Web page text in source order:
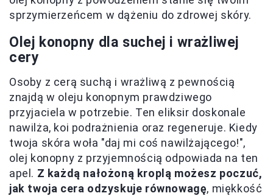
sprzymierzeńcem w dążeniu do zdrowej skóry.
Olej konopny dla suchej i wrażliwej
cery
Osoby z cerą suchą i wrażliwą z pewnością
znajdą w oleju konopnym prawdziwego
przyjaciela w potrzebie. Ten eliksir doskonale
nawilża, koi podrażnienia oraz regeneruje. Kiedy
twoja skóra woła "daj mi coś nawilżającego!",
olej konopny z przyjemnością odpowiada na ten
apel. Z każdą nałożoną kroplą możesz poczuć,
jak twoja cera odzyskuje równowagę, miękkość